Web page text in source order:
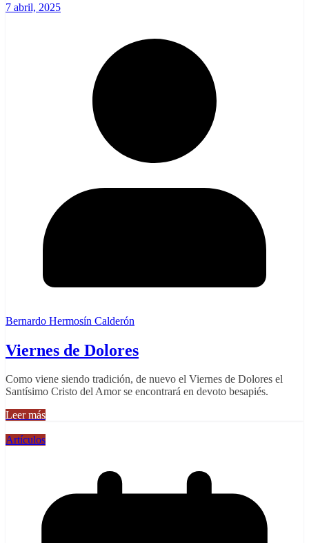
7 abril, 2025
Bernardo Hermosín Calderón
Viernes de Dolores
Como viene siendo tradición, de nuevo el Viernes de Dolores el
Santísimo Cristo del Amor se encontrará en devoto besapiés.
Leer más
Artículos